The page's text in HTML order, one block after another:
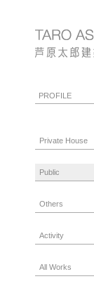
PROFILE
Private House
Public
Others
Activity
All Works